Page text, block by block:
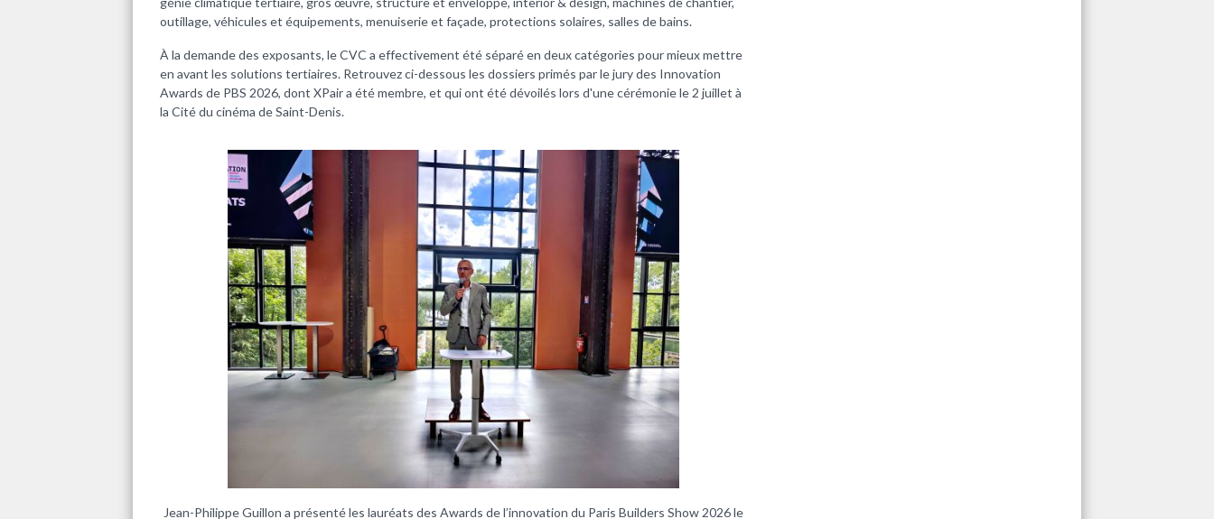
outillage, véhicules et équipements, menuiserie et façade, protections solaires, salles de bains.
À la demande des exposants, le CVC a effectivement été séparé en deux catégories pour mieux mettre
en avant les solutions tertiaires. Retrouvez ci-dessous les dossiers primés par le jury des Innovation
Awards de PBS 2026, dont XPair a été membre, et qui ont été dévoilés lors d'une cérémonie le 2 juillet à
la Cité du cinéma de Saint-Denis.
Jean-Philippe Guillon a présenté les lauréats des Awards de l’innovation du Paris Builders Show 2026 le